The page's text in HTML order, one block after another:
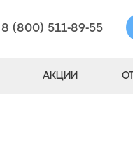
8 (800) 511-89-55
АКЦИИ